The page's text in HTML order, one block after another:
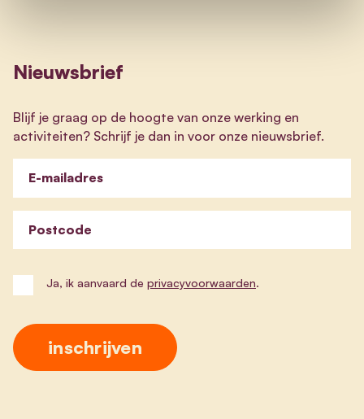
Nieuwsbrief
Blijf je graag op de hoogte van onze werking en
activiteiten? Schrijf je dan in voor onze nieuwsbrief.
E-mailadres
Postcode
Ja, ik aanvaard de privacyvoorwaarden.